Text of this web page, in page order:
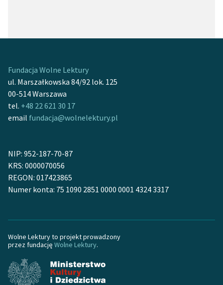
Fundacja Wolne Lektury
ul. Marszałkowska 84/92 lok. 125
00-514 Warszawa
tel. +48 22 621 30 17
email fundacja@wolnelektury.pl
NIP: 952-187-70-87
KRS: 0000070056
REGON: 017423865
Numer konta: 75 1090 2851 0000 0001 4324 3317
Wolne Lektury to projekt prowadzony
przez fundację Wolne Lektury.